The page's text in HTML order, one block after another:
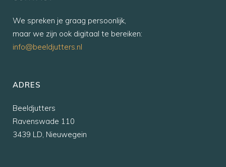
We spreken je graag persoonlijk,
maar we zijn ook digitaal te bereiken:
info@beeldjutters.nl
ADRES
Beeldjutters
Ravenswade 110
3439 LD, Nieuwegein